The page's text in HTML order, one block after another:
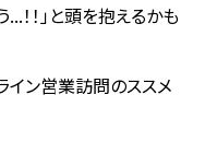
！！」と頭を抱えるかも
イン営業訪問のススメ